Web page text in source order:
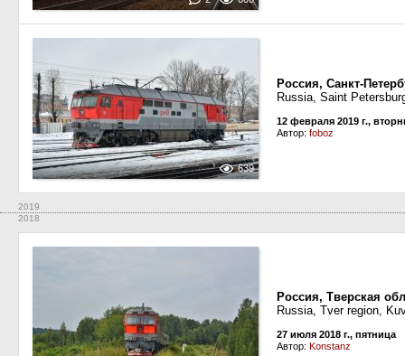
639
Россия, Санкт-
Russia, Saint
12 февраля 2019 г.,
Автор: foboz
2019
2018
Россия, Тверская
Russia, Tver region,
27 июля 2018 г., пятница
Автор: Konstanz